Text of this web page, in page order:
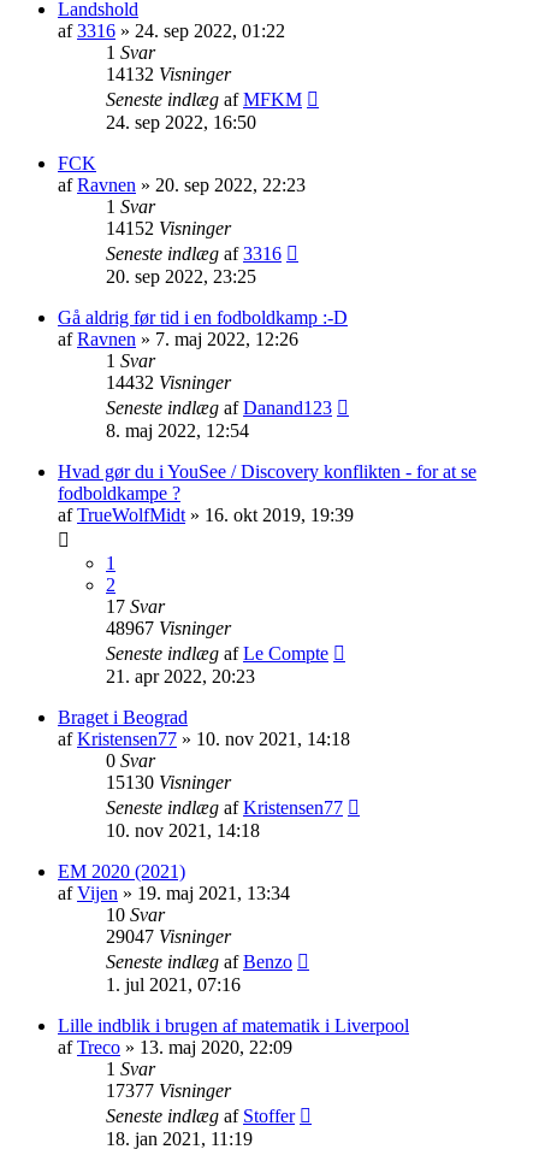
Landshold
af3316 » 24. sep 2022, 01:22
1 Svar
14132 Visninger
Seneste indlæg afMFKM
24. sep 2022, 16:50
FCK
afRavnen » 20. sep 2022, 22:23
1 Svar
14152 Visninger
Seneste indlæg af3316
20. sep 2022, 23:25
Gå aldrig før tid i en fodboldkamp :-D
afRavnen » 7. maj 2022, 12:26
1 Svar
14432 Visninger
Seneste indlæg afDanand123
8. maj 2022, 12:54
Hvad gør du i YouSee / Discovery konflikten - for at se
fodboldkampe ?
afTrueWolfMidt » 16. okt 2019, 19:39
1
2
17 Svar
48967 Visninger
Seneste indlæg afLe Compte
21. apr 2022, 20:23
Braget i Beograd
afKristensen77 » 10. nov 2021, 14:18
0 Svar
15130 Visninger
Seneste indlæg afKristensen77
10. nov 2021, 14:18
EM 2020 (2021)
afVijen » 19. maj 2021, 13:34
10 Svar
29047 Visninger
Seneste indlæg afBenzo
1. jul 2021, 07:16
Lille indblik i brugen af matematik i Liverpool
afTreco » 13. maj 2020, 22:09
1 Svar
17377 Visninger
Seneste indlæg af Stoffer
18. jan 2021, 11:19